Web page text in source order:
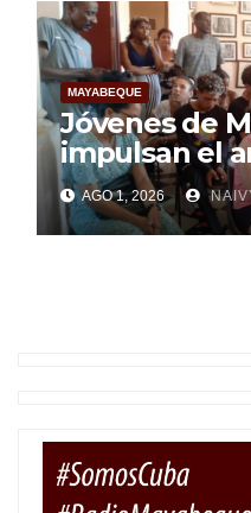
MAYABEQUE
Jóvenes de Melena del Sur
impulsan el
AGO 1, 2026